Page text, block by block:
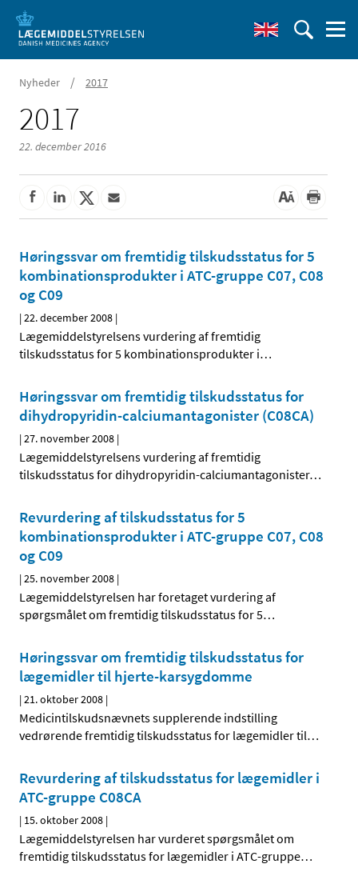
Nyheder / 2017
2017
22. december 2016
Høringssvar om fremtidig tilskudsstatus for 5
kombinationsprodukter i ATC-gruppe C07, C08
og C09
|22. december 2008 |
Lægemiddelstyrelsens vurdering af fremtidig
tilskudsstatus for 5 kombinationsprodukter i…
Høringssvar om fremtidig tilskudsstatus for
dihydropyridin-calciumantagonister (C08CA)
|27. november 2008 |
Lægemiddelstyrelsens vurdering af fremtidig
tilskudsstatus for dihydropyridin-calciumantagonister…
Revurdering af tilskudsstatus for 5
kombinationsprodukter i ATC-gruppe C07, C08
og C09
|25. november 2008 |
Lægemiddelstyrelsen har foretaget vurdering af
spørgsmålet om fremtidig tilskudsstatus for 5…
Høringssvar om fremtidig tilskudsstatus for
lægemidler til hjerte-karsygdomme
|21. oktober 2008 |
Medicintilskudsnævnets supplerende indstilling
vedrørende fremtidig tilskudsstatus for lægemidler til…
Revurdering af tilskudsstatus for lægemidler i
ATC-gruppe C08CA
| 15. oktober 2008 |
Lægemiddelstyrelsen har vurderet spørgsmålet om
fremtidig tilskudsstatus for lægemidler i ATC-gruppe…